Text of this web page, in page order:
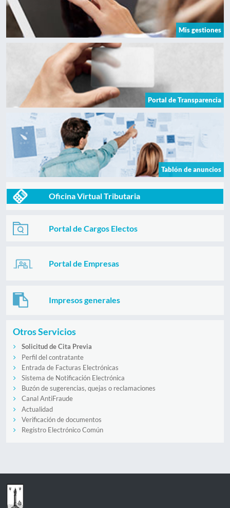
Mis gestiones
Portal de Transparencia
Tablón de anuncios
Oficina Virtual Tributaria
Portal de Cargos Electos
Portal de Empresas
Impresos generales
Otros Servicios
Solicitud de Cita Previa
Perfil del contratante
Entrada de Facturas Electrónicas
Sistema de Notificación Electrónica
Buzón de sugerencias, quejas o reclamaciones
Canal AntiFraude
Actualidad
Verificación de documentos
Registro Electrónico Común